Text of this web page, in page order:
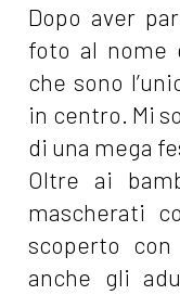
Dopo aver
foto al nome
che sono
in centro. Mi
di una mega
Oltre ai
mascherati
scoperto
anche gli